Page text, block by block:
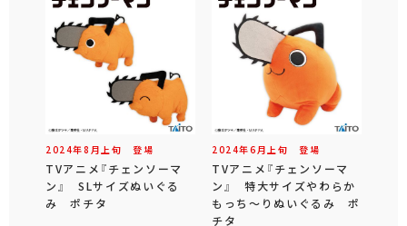
2024年8 月 上旬 登場
TVアニメ『チェンソーマ
ン』 SLサイズぬいぐる
み ポチタ
2024年6 月 上旬 登場
TVアニメ『チェンソーマ
ン』 特大サイズやわらか
もっち～りぬいぐるみ ポ
チタ